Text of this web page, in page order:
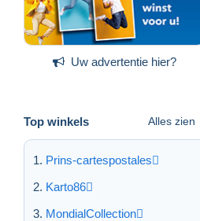
Uw advertentie hier?
Top winkels Alles zien
Prins-cartespostales
Karto86
MondialCollection